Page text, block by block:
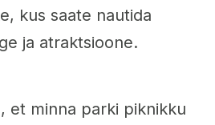
kus saate nautida
ja atraktsioone.
et minna parki piknikku